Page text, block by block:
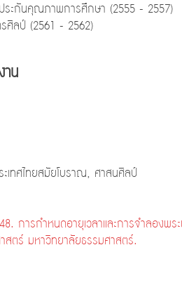
ะกันคุณภาพการศึกษา (2555 - 2557)
ศิลป์ (2561 - 2562)
น
เทศไทยสมัยโบราณ, ศาสนศิลป์
การกำหนดอายุเวลาและการจำลอง
ตร์ มหาวิทยาลัยธรรมศาสตร์.